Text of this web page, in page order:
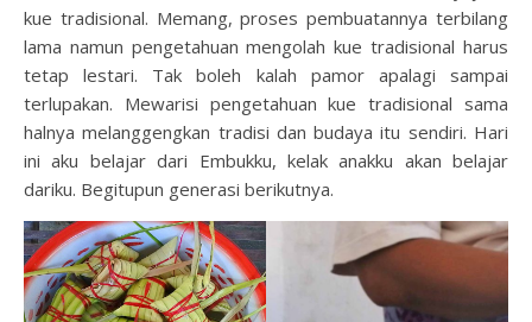
kue tradisional. Memang, proses pembuatannya terbilang
lama namun pengetahuan mengolah kue tradisional harus
tetap lestari. Tak boleh kalah pamor apalagi sampai
terlupakan. Mewarisi pengetahuan kue tradisional sama
halnya melanggengkan tradisi dan budaya itu sendiri. Hari
ini aku belajar dari Embukku, kelak anakku akan belajar
dariku. Begitupun generasi berikutnya.